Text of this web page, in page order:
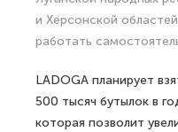
и Херсонской
работать
LADOGA планирует
500 тысяч бутылок в
которая позволит